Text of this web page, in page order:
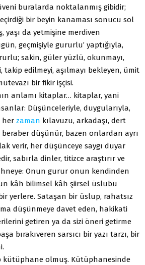
buralarda noktalanmış gibidir;
bir beyin kanaması sonucu sol
yaşı da yetmişine merdiven
geçmişiyle gururlu’ yaptığıyla,
sakin, güler yüzlü, okunmayı,
takip edilmeyi, aşılmayı bekleyen, ümit
bir fikir işçisi.
anlamı kitaplar… kitaplar, yani
Düşünceleriyle, duygularıyla,
her zaman kılavuzu, arkadaşı, dert
düşünür, bazen onlardan ayrı
verir, her düşünceye saygı duyar
sabırla dinler, titizce araştırır ve
Onun gurur onun kendinden
kâh bilimsel kâh şiirsel üslubu
yerlere. Sataşan bir üslup, rahatsız
düşünmeye davet eden, hakikati
getiren ya da sizi öneri getirme
bırakıveren sarsıcı bir yazı tarzı, bir
kütüphane olmuş. Kütüphanesinde